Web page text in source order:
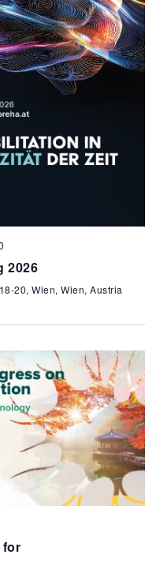
2026
20, Wien, Wien, Austria
for